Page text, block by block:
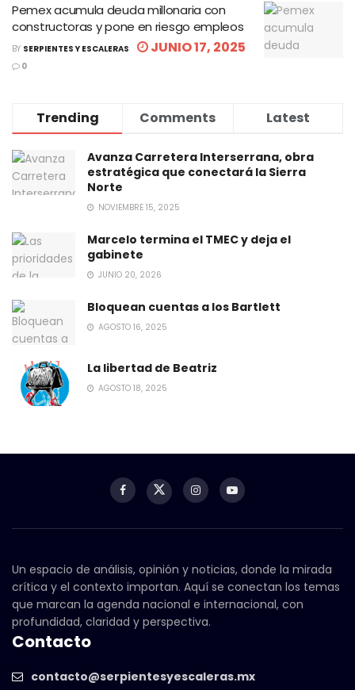
Pemex acumula deuda millonaria con
constructoras y pone en riesgo empleos
BY SERPIENTES Y ESCALERAS JUNIO 17, 2025
0
Trending Comments Latest
Avanza Carretera Interserrana, obra
estratégica que conectará la Sierra
Norte
NOVIEMBRE 15, 2025
Marcelo termina el TMEC y deja el
gabinete
JUNIO 20, 2026
Bloquean cuentas a los Bartlett
AGOSTO 16, 2025
La libertad de Beatriz
AGOSTO 18, 2025
Un espacio de análisis, opinión y noticias, donde la mirada
crítica y el contexto importan. Aquí se conectan los temas
que marcan la agenda nacional e internacional, con
profundidad, claridad y perspectiva.
Contacto
contacto@serpientesyescaleras.mx